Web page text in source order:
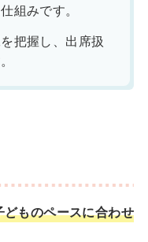
組みです。
把握し、出席扱
ものペースに合わせ